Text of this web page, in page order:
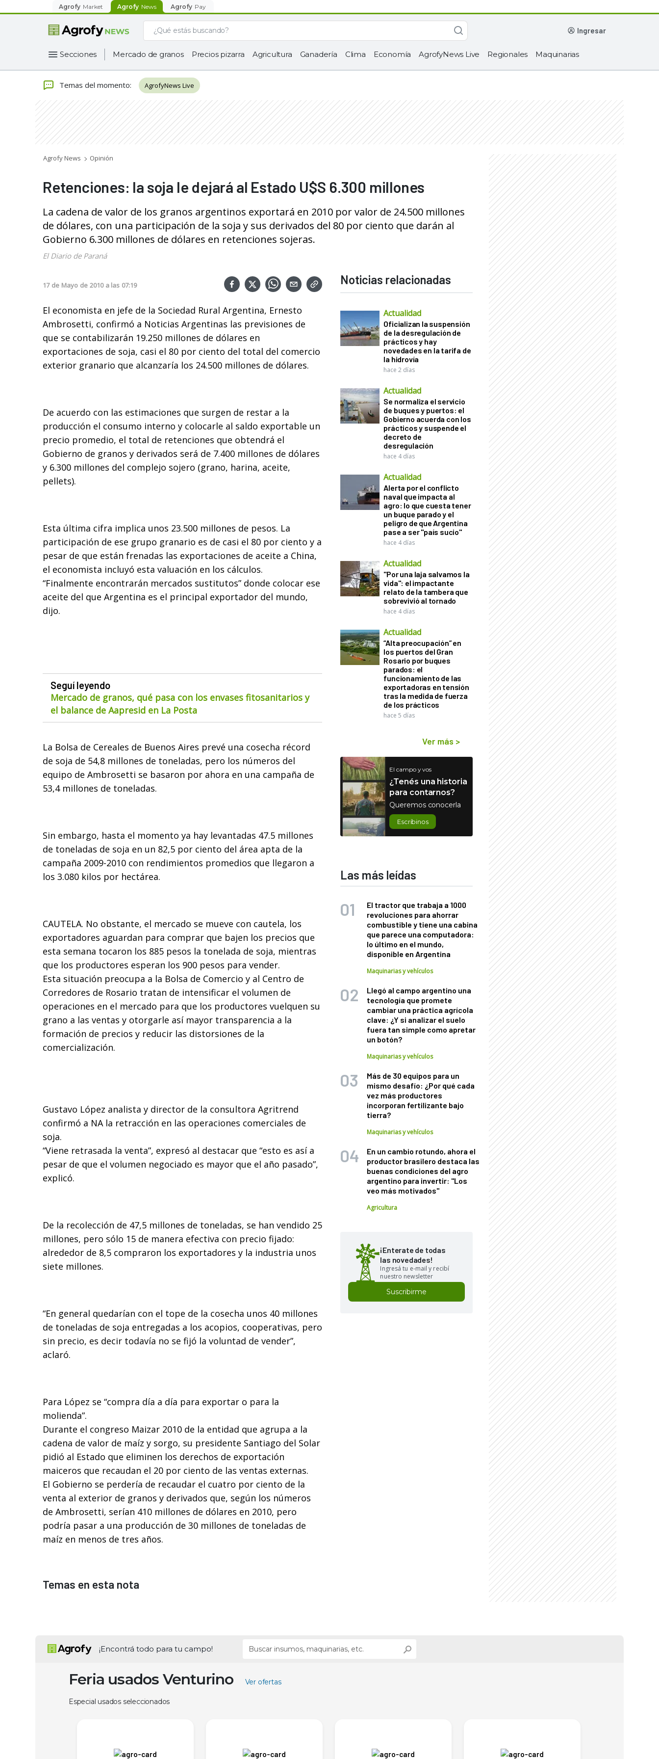
Agrofy Market Agrofy News Agrofy Pay
ingresar
Secciones Mercado de granos Precios pizarra Agricultura Ganadería Clima Economía AgrofyNews Live Regionales Maquinarias
Temas del momento: AgrofyNews Live
Agrofy News Opinión
Retenciones: la soja le dejará al Estado U$S 6.300 millones
La cadena de valor de los granos argentinos exportará en 2010 por valor de 24.500 millones
de dólares, con una participación de la soja y sus derivados del 80 por ciento que darán al
Gobierno 6.300 millones de dólares en retenciones sojeras.
El Diario de Paraná
17 de Mayo de 2010 a las 07:19
El economista en jefe de la Sociedad Rural Argentina, Ernesto
Ambrosetti, confirmó a Noticias Argentinas las previsiones de
que se contabilizarán 19.250 millones de dólares en
exportaciones de soja, casi el 80 por ciento del total del comercio
exterior granario que alcanzaría los 24.500 millones de dólares.
De acuerdo con las estimaciones que surgen de restar a la
producción el consumo interno y colocarle al saldo exportable un
precio promedio, el total de retenciones que obtendrá el
Gobierno de granos y derivados será de 7.400 millones de dólares
y 6.300 millones del complejo sojero (grano, harina, aceite,
pellets).
Esta última cifra implica unos 23.500 millones de pesos. La
participación de ese grupo granario es de casi el 80 por ciento y a
pesar de que están frenadas las exportaciones de aceite a China,
el economista incluyó esta valuación en los cálculos.
“Finalmente encontrarán mercados sustitutos” donde colocar ese
aceite del que Argentina es el principal exportador del mundo,
dijo.
Seguí leyendo
Mercado de granos, qué pasa con los envases fitosanitarios y
el balance de Aapresid en La Posta
La Bolsa de Cereales de Buenos Aires prevé una cosecha récord
de soja de 54,8 millones de toneladas, pero los números del
equipo de Ambrosetti se basaron por ahora en una campaña de
53,4 millones de toneladas.
Sin embargo, hasta el momento ya hay levantadas 47.5 millones
de toneladas de soja en un 82,5 por ciento del área apta de la
campaña 2009-2010 con rendimientos promedios que llegaron a
los 3.080 kilos por hectárea.
CAUTELA. No obstante, el mercado se mueve con cautela, los
exportadores aguardan para comprar que bajen los precios que
esta semana tocaron los 885 pesos la tonelada de soja, mientras
que los productores esperan los 900 pesos para vender.
Esta situación preocupa a la Bolsa de Comercio y al Centro de
Corredores de Rosario tratan de intensificar el volumen de
operaciones en el mercado para que los productores vuelquen su
grano a las ventas y otorgarle así mayor transparencia a la
formación de precios y reducir las distorsiones de la
comercialización.
Gustavo López analista y director de la consultora Agritrend
confirmó a NA la retracción en las operaciones comerciales de
soja.
“Viene retrasada la venta”, expresó al destacar que “esto es así a
pesar de que el volumen negociado es mayor que el año pasado”,
explicó.
De la recolección de 47,5 millones de toneladas, se han vendido 25
millones, pero sólo 15 de manera efectiva con precio fijado:
alrededor de 8,5 compraron los exportadores y la industria unos
siete millones.
“En general quedarían con el tope de la cosecha unos 40 millones
de toneladas de soja entregadas a los acopios, cooperativas, pero
sin precio, es decir todavía no se fijó la voluntad de vender”,
aclaró.
Para López se “compra día a día para exportar o para la
molienda”.
Durante el congreso Maizar 2010 de la entidad que agrupa a la
cadena de valor de maíz y sorgo, su presidente Santiago del Solar
pidió al Estado que eliminen los derechos de exportación
maiceros que recaudan el 20 por ciento de las ventas externas.
El Gobierno se perdería de recaudar el cuatro por ciento de la
venta al exterior de granos y derivados que, según los números
de Ambrosetti, serían 410 millones de dólares en 2010, pero
podría pasar a una producción de 30 millones de toneladas de
maíz en menos de tres años.
Noticias relacionadas
Actualidad
Oficializan la suspensión
de la desregulación de
prácticos y hay
novedades en la tarifa de
la hidrovía
hace 2 días
Actualidad
Se normaliza el servicio
de buques y puertos: el
Gobierno acuerda con los
prácticos y suspende el
decreto de
desregulación
hace 4 días
Actualidad
Alerta por el conflicto
naval que impacta al
agro: lo que cuesta tener
un buque parado y el
peligro de que Argentina
pase a ser "país sucio"
hace 4 días
Actualidad
"Por una laja salvamos la
vida": el impactante
relato de la tambera que
sobrevivió al tornado
hace 4 días
Actualidad
“Alta preocupación” en
los puertos del Gran
Rosario por buques
parados: el
funcionamiento de las
exportadoras en tensión
tras la medida de fuerza
de los prácticos
hace 5 días
Ver más >
El campo y vos
¿Tenés una historia
para contarnos?
Queremos conocerla
Escribinos
Las más leídas
El tractor que trabaja a 1000
revoluciones para ahorrar
combustible y tiene una cabina
que parece una computadora:
lo último en el mundo,
disponible en Argentina
Maquinarias y vehículos
Llegó al campo argentino una
tecnología que promete
cambiar una práctica agrícola
clave: ¿Y si analizar el suelo
fuera tan simple como apretar
un botón?
Maquinarias y vehículos
Más de 30 equipos para un
mismo desafío: ¿Por qué cada
vez más productores
incorporan fertilizante bajo
tierra?
Maquinarias y vehículos
En un cambio rotundo, ahora el
productor brasilero destaca las
buenas condiciones del agro
argentino para invertir: "Los
veo más motivados"
Agricultura
¡Enterate de todas
las novedades!
Ingresá tu e-mail y recibí
nuestro newsletter
Suscribirme
Temas en esta nota
¡Encontrá todo para tu campo!
Feria usados Venturino Ver ofertas
Especial usados seleccionados